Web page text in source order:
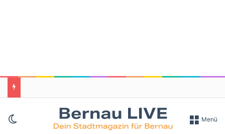
Skin umschalten Menü